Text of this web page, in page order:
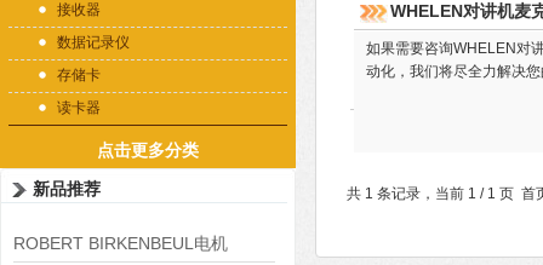
接收器
数据记录仪
存储卡
读卡器
点击更多分类
新品推荐
ROBERT BIRKENBEUL电机
WHELEN对讲机麦
如果需要咨询WHELEN对
动化，我们将尽全力解决
共 1 条记录，当前 1 / 1 页